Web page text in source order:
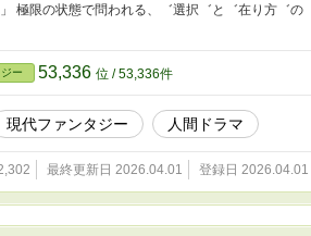
極限の状態で問われる、゛選択゛と゛在り方゛の
ー 53,336 位 / 53,336件
現代ファンタジー 人間ドラマ
最終更新日 2026.04.01 登録日 2026.04.01